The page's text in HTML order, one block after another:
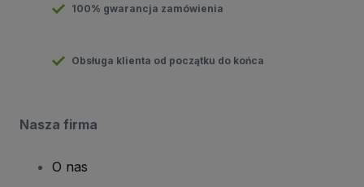
100% gwarancja zamówienia
Obsługa klienta od początku do końca
Nasza firma
O nas